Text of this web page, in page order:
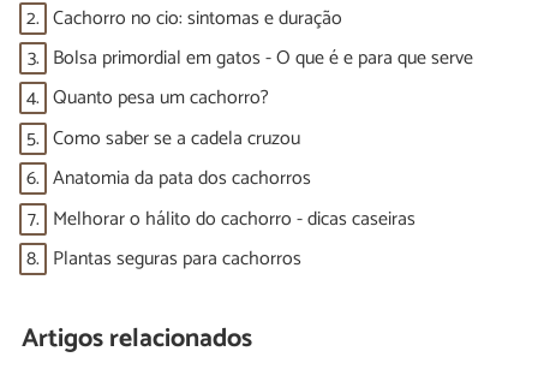
2. Cachorro no cio: sintomas e duração
3. Bolsa primordial em gatos - O que é e para que serve
4. Quanto pesa um cachorro?
5. Como saber se a cadela cruzou
6. Anatomia da pata dos cachorros
7. Melhorar o hálito do cachorro - dicas caseiras
8. Plantas seguras para cachorros
Artigos relacionados